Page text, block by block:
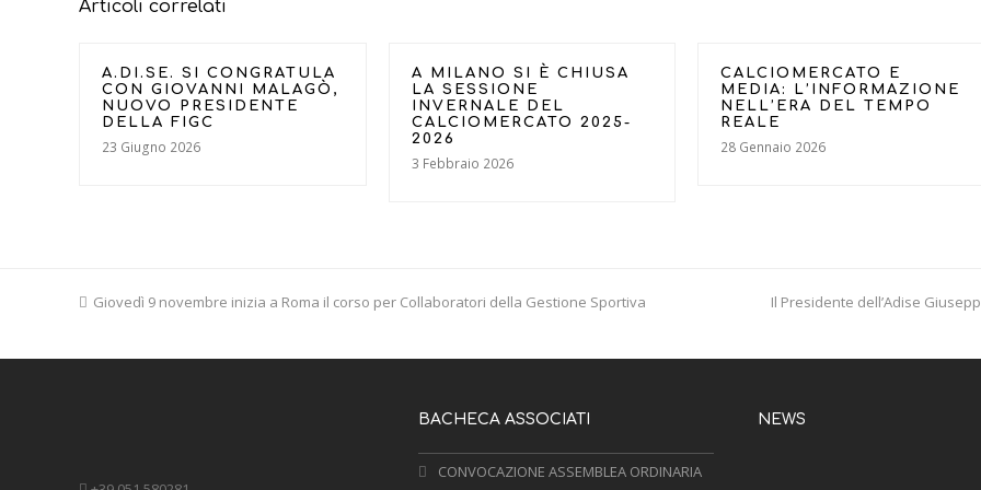
Articoli correlati
A.DI.SE. SI CONGRATULA
CON GIOVANNI MALAGÒ,
NUOVO PRESIDENTE
DELLA FIGC
23 Giugno 2026
A MILANO SI È CHIUSA
LA SESSIONE
INVERNALE DEL
CALCIOMERCATO 2025-
2026
3 Febbraio 2026
CALCIOMERCATO E
MEDIA: L’INFORMAZIONE
NELL’ERA DEL TEMPO
REALE
28 Gennaio 2026
previous
Giovedì 9 novembre inizia a Roma il corso per Collaboratori della Gestione Sportiva
next
Il Presidente dell’Adise
BACHECA ASSOCIATI
CONVOCAZIONE ASSEMBLEA ORDINARIA
NEWS